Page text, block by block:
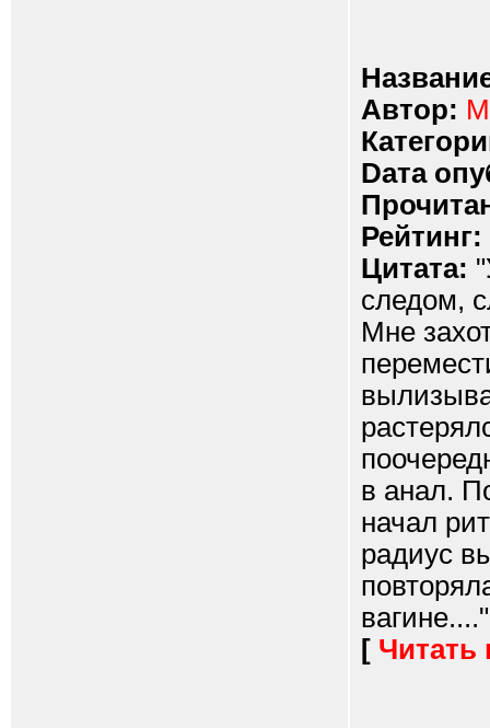
Автор:
Dата
Рейтинг:
Цитата:
следом,
Мне
в анал.
начал
радиус
вагине...."
[ Читать